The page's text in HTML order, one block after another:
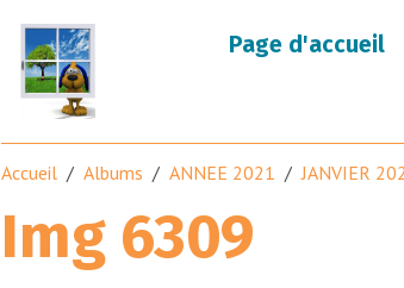
Page d'accueil
Accueil Albums ANNEE 2021 JANVIER
Img 6309